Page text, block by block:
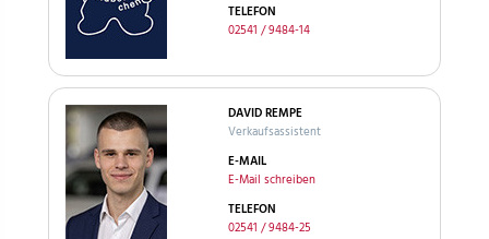
TELEFON
02541 / 9484-14
DAVID REMPE
Verkaufsassistent
E-MAIL
E-Mail schreiben
TELEFON
02541 / 9484-25